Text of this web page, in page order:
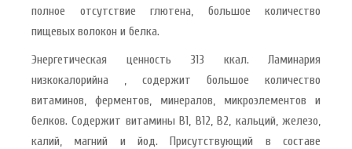
полное отсутствие глютена, большое количество
пищевых волокон и белка.
Энергетическая ценность 313 ккал. Ламинария
низкокалорийна , содержит большое количество
витаминов, ферментов, минералов, микроэлементов и
белков. Содержит витамины В1, В12, В2, кальций, железо,
калий, магний и йод. Присутствующий в составе